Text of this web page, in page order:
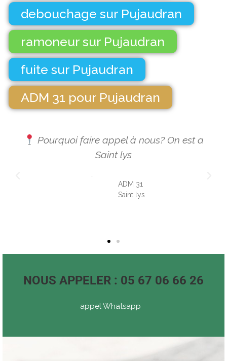
debouchage sur Pujaudran
ramoneur sur Pujaudran
fuite sur Pujaudran
ADM 31 pour Pujaudran
à nous? On est a
Nous intervenons
NOUS APPELER : 05 67 06 66 26
appel Whatsapp